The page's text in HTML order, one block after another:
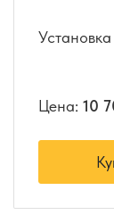
Установка
Цена: 10